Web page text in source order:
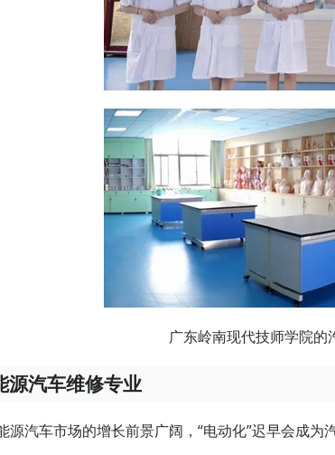
广东岭南现代技师学院的
源汽车维修专业
源汽车市场的增长前景广阔，“电动化”迟早会成